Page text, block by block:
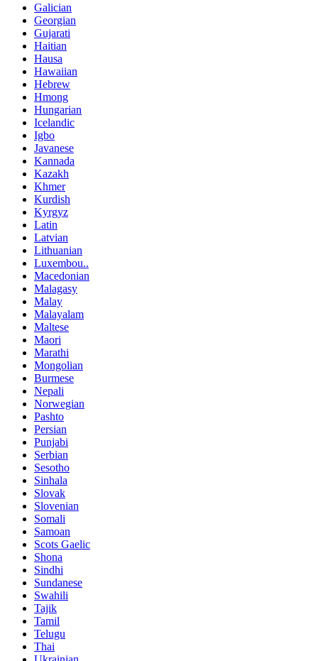
Galician
Georgian
Gujarati
Haitian
Hausa
Hawaiian
Hebrew
Hmong
Hungarian
Icelandic
Igbo
Javanese
Kannada
Kazakh
Khmer
Kurdish
Kyrgyz
Latin
Latvian
Lithuanian
Luxembou..
Macedonian
Malagasy
Malay
Malayalam
Maltese
Maori
Marathi
Mongolian
Burmese
Nepali
Norwegian
Pashto
Persian
Punjabi
Serbian
Sesotho
Sinhala
Slovak
Slovenian
Somali
Samoan
Scots Gaelic
Shona
Sindhi
Sundanese
Swahili
Tajik
Tamil
Telugu
Thai